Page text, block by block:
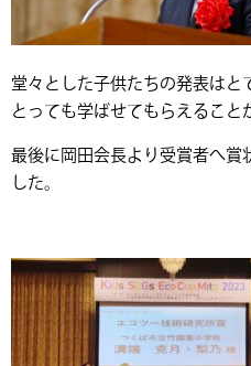
堂々とした子供たちの発表はと
とっても学ばせてもらえること
最後に岡田会長より受賞者へ賞
した。